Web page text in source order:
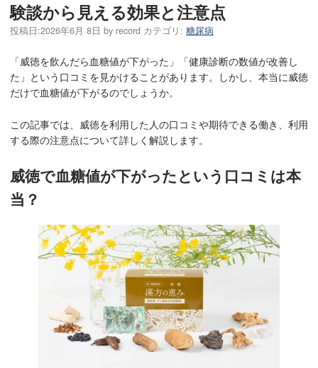
験談から見える効果と注意点
投稿日:2026年6月 8日 by record カテゴリ: 糖尿病
「威徳を飲んだら血糖値が下がった」「健康診断の数値が改善し
た」という口コミを見かけることがあります。しかし、本当に威徳
だけで血糖値が下がるのでしょうか。
この記事では、威徳を利用した人の口コミや期待できる働き、利用
する際の注意点について詳しく解説します。
威徳で血糖値が下がったという口コミは本
当？